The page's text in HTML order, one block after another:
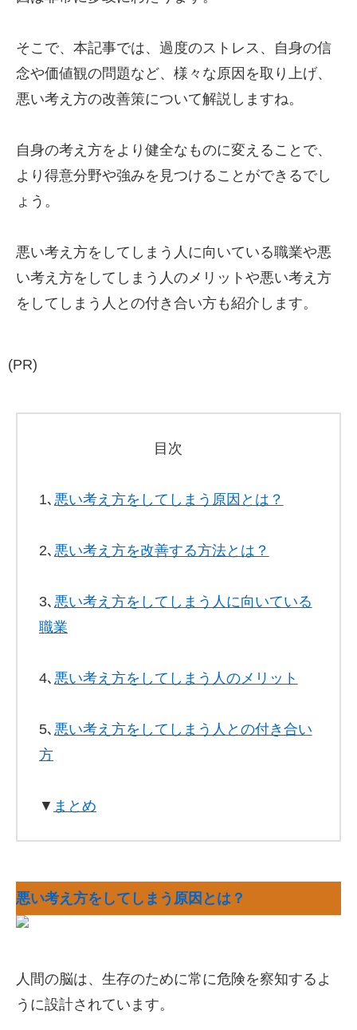
そこで、本記事では、過度のストレス、自身の信
念や価値観の問題など、様々な原因を取り上げ、
悪い考え方の改善策について解説しますね。
自身の考え方をより健全なものに変えることで、
より得意分野や強みを見つけることができるでし
ょう。
悪い考え方をしてしまう人に向いている職業や悪
い考え方をしてしまう人のメリットや悪い考え方
をしてしまう人との付き合い方も紹介します。
(PR)
目次
1､ 悪い考え方をしてしまう原因とは？
2､ 悪い考え方を改善する方法とは？
3､ 悪い考え方をしてしまう人に向いている
職業
4､ 悪い考え方をしてしまう人のメリット
5､ 悪い考え方をしてしまう人との付き合い
方
▼ まとめ
悪い考え方をしてしまう原因とは？
人間の脳は、生存のために常に危険を察知するよ
うに設計されています。